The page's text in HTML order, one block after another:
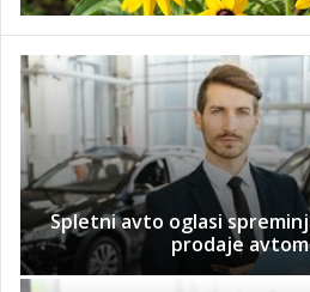
Spletni avto oglasi
prodaje